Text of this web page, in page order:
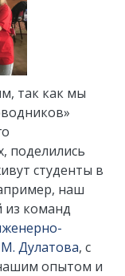
так как мы
поделились
студенты в
наш
из команд
Дулатова, с
опытом и